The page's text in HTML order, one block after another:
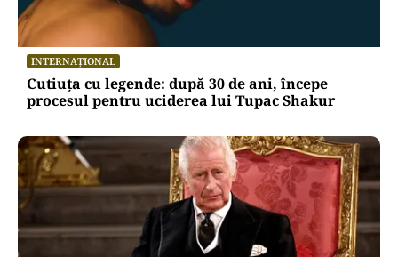
INTERNAȚIONAL
Cutiuța cu legende: după 30 de ani, începe
procesul pentru uciderea lui Tupac Shakur